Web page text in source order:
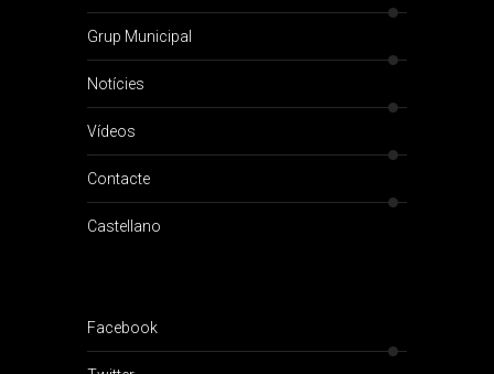
Grup Municipal
Notícies
Vídeos
Contacte
Castellano
Facebook